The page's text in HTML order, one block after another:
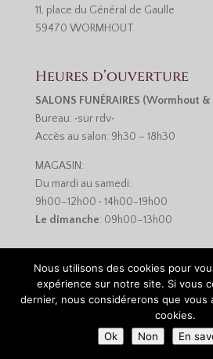
11, place du Général de Gaulle
59470 WORMHOUT
Heures d’ouverture
SALONS FUNÉRAIRES (Wormhout
Bureau: •sur rdv•
Accès au salon: 9h30 – 18h30
MAGASIN:
Du mardi au samedi:
9h00–12h00 • 14h00-19h00
Le dimanche: 09h00–13h00
Monsieur-Site.com
politique de
Nous utilisons des cookies pour
expérience sur notre site. Si vous
dernier, nous considérerons que vous
cookies.
Ok
Non En